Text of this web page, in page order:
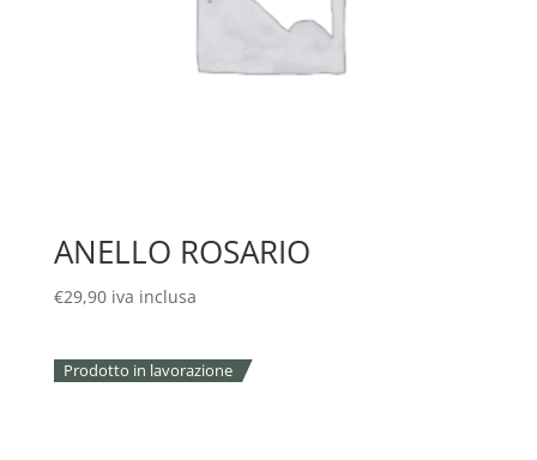
ANELLO ROSARIO
€29,90 iva inclusa
Prodotto in lavorazione